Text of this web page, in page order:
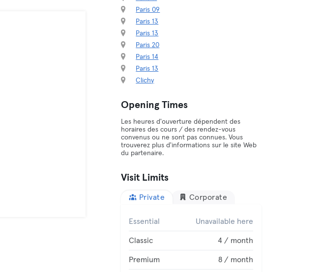
Paris 09
Paris 13
Paris 13
Paris 20
Paris 14
Paris 13
Clichy
Opening Times
Les heures d'ouverture dépendent des
horaires des cours / des rendez-vous
convenus ou ne sont pas connues. Vous
trouverez plus d'informations sur le site Web
du partenaire.
Visit Limits
Private Corporate
Essential Unavailable here
Classic 4 / month
Premium 8 / month